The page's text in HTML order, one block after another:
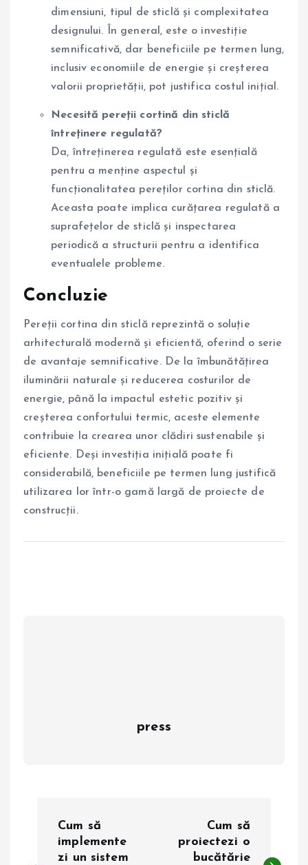
dimensiuni, tipul de sticlă și complexitatea
designului. În general, este o investiție
semnificativă, dar beneficiile pe termen lung,
inclusiv economiile de energie și creșterea
valorii proprietății, pot justifica costul inițial.
Necesită pereții cortină din sticlă
întreținere regulată?
Da, întreținerea regulată este esențială
pentru a menține aspectul și
funcționalitatea pereților cortina din sticlă.
Aceasta poate implica curățarea regulată a
suprafețelor de sticlă și inspectarea
periodică a structurii pentru a identifica
eventualele probleme.
Concluzie
Pereții cortina din sticlă reprezintă o soluție
arhitecturală modernă și eficientă, oferind o serie
de avantaje semnificative. De la îmbunătățirea
iluminării naturale și reducerea costurilor de
energie, până la impactul estetic pozitiv și
creșterea confortului termic, aceste elemente
contribuie la crearea unor clădiri sustenabile și
eficiente. Deși investiția inițială poate fi
considerabilă, beneficiile pe termen lung justifică
utilizarea lor într-o gamă largă de proiecte de
construcții.
press
Cum să
implemente
zi un sistem
Cum să
proiectezi o
bucătărie